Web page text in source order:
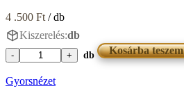
4 .500 Ft / db
Kiszerelés:db
Murexin
Fekete
db Kosárba teszem
Gyorsnézet